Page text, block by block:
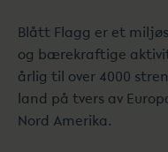
Blått Flagg er et
og bærekraftige
årlig til over 4000
land på tvers av
Nord Amerika.